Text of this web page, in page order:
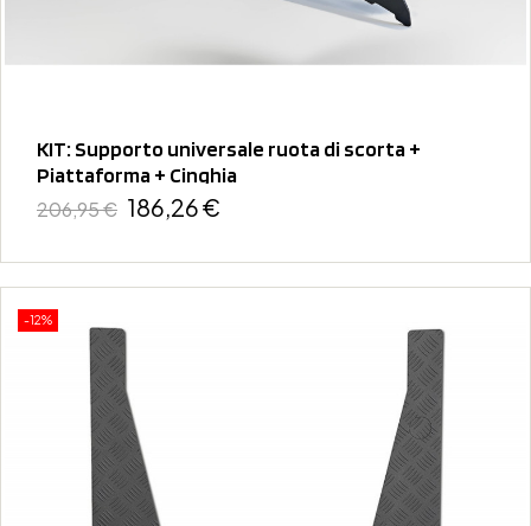
KIT: Supporto universale ruota di scorta +
Piattaforma + Cinghia
206,95 € 186,26 €
-12%